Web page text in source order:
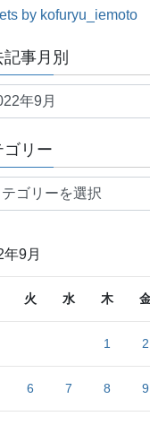
by kofuryu_iemoto
事月別
ゴリー
年9月
火 水 木
1 2
6 7 8 9